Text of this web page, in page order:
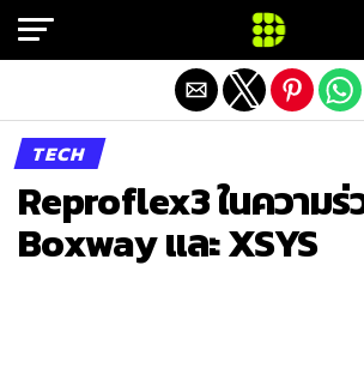
TECH
Reproflex3 ในความ
Boxway และ XSYS
Exit mobile version